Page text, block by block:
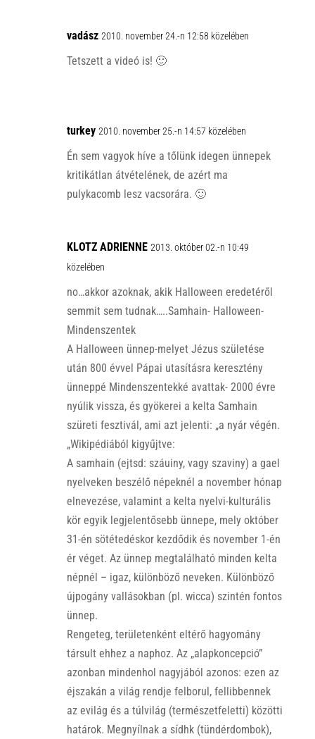
vadász 2010. november 24.-n 12:58 közelében
Tetszett a videó is! 🙂
turkey 2010. november 25.-n 14:57 közelében
Én sem vagyok híve a tőlünk idegen ünnepek
kritikátlan átvételének, de azért ma
pulykacomb lesz vacsorára. 🙂
KLOTZ ADRIENNE 2013. október 02.-n 10:49
közelében
no…akkor azoknak, akik Halloween eredetéről
semmit sem tudnak…..Samhain- Halloween-
Mindenszentek
A Halloween ünnep-melyet Jézus születése
után 800 évvel Pápai utasításra keresztény
ünneppé Mindenszentekké avattak- 2000 évre
nyúlik vissza, és gyökerei a kelta Samhain
szüreti fesztivál, ami azt jelenti: „a nyár végén.
„Wikipédiából kigyűjtve:
A samhain (ejtsd: száuiny, vagy szaviny) a gael
nyelveken beszélő népeknél a november hónap
elnevezése, valamint a kelta nyelvi-kulturális
kör egyik legjelentősebb ünnepe, mely október
31-én sötétedéskor kezdődik és november 1-én
ér véget. Az ünnep megtalálható minden kelta
népnél – igaz, különböző neveken. Különböző
újpogány vallásokban (pl. wicca) szintén fontos
ünnep.
Rengeteg, területenként eltérő hagyomány
társult ehhez a naphoz. Az „alapkoncepció”
azonban mindenhol nagyjából azonos: ezen az
éjszakán a világ rendje felborul, fellibbennek
az evilág és a túlvilág (természetfeletti) közötti
határok. Megnyílnak a sídhk (tündérdombok),